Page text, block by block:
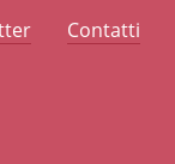
Contatti